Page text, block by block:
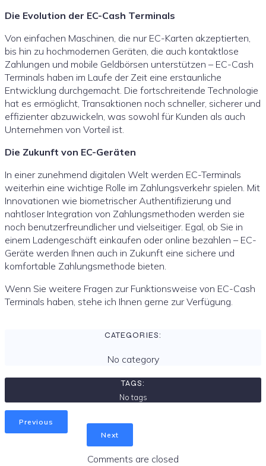
Die Evolution der EC-Cash Terminals
Von einfachen Maschinen, die nur EC-Karten akzeptierten,
bis hin zu hochmodernen Geräten, die auch kontaktlose
Zahlungen und mobile Geldbörsen unterstützen – EC-Cash
Terminals haben im Laufe der Zeit eine erstaunliche
Entwicklung durchgemacht. Die fortschreitende Technologie
hat es ermöglicht, Transaktionen noch schneller, sicherer und
effizienter abzuwickeln, was sowohl für Kunden als auch
Unternehmen von Vorteil ist.
Die Zukunft von EC-Geräten
In einer zunehmend digitalen Welt werden EC-Terminals
weiterhin eine wichtige Rolle im Zahlungsverkehr spielen. Mit
Innovationen wie biometrischer Authentifizierung und
nahtloser Integration von Zahlungsmethoden werden sie
noch benutzerfreundlicher und vielseitiger. Egal, ob Sie in
einem Ladengeschäft einkaufen oder online bezahlen – EC-
Geräte werden Ihnen auch in Zukunft eine sichere und
komfortable Zahlungsmethode bieten.
Wenn Sie weitere Fragen zur Funktionsweise von EC-Cash
Terminals haben, stehe ich Ihnen gerne zur Verfügung.
CATEGORIES:
No category
TAGS:
No tags
Previous
Next
Comments are closed